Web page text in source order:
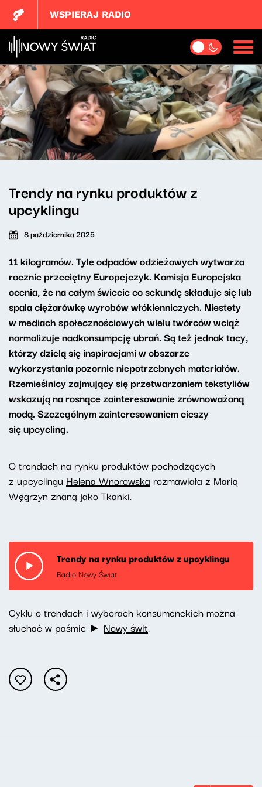
WSPIERAJ RADIO
Trendy na rynku produktów z
upcyklingu
8 października 2025
11 kilogramów. Tyle odpadów odzieżowych wytwarza
rocznie przeciętny Europejczyk. Komisja Europejska
ocenia, że na całym świecie co sekundę składuje się lub
spala ciężarówkę wyrobów włókienniczych. Niestety
w mediach społecznościowych wielu twórców wciąż
normalizuje nadkonsumpcję ubrań. Są też jednak tacy,
którzy dzielą się inspiracjami w obszarze
wykorzystania pozornie niepotrzebnych materiałów.
Rzemieślnicy zajmujący się przetwarzaniem tekstyliów
wskazują na rosnące zainteresowanie zrównoważoną
modą. Szczególnym zainteresowaniem cieszy
się upcycling.
O trendach na rynku produktów pochodzących
z upcyclingu Helena Wnorowska rozmawiała z Marią
Węgrzyn znaną jako Tkanki.
Trendy na rynku produktów z upcyklingu
Radio Nowy Świat
Cyklu o trendach i wyborach konsumenckich można
słuchać w paśmie ► Nowy świt.